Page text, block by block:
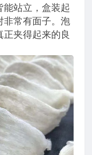
能站立，盒装起
非常有面子。泡
夹得起来的良